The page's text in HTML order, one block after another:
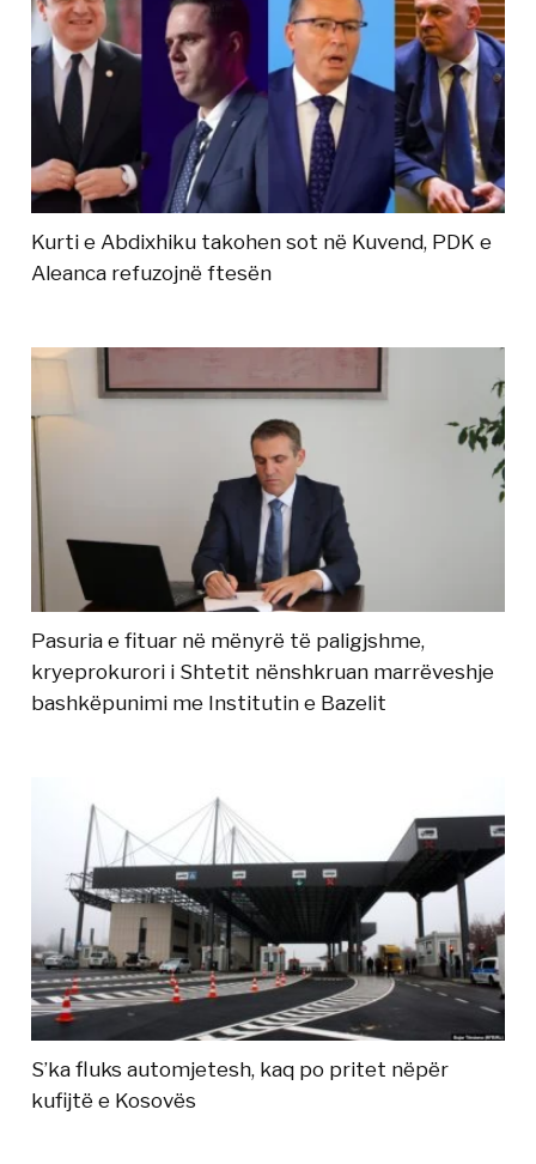
Kurti e Abdixhiku takohen sot në Kuvend, PDK e
Aleanca refuzojnë ftesën
Pasuria e fituar në mënyrë të paligjshme,
kryeprokurori i Shtetit nënshkruan marrëveshje
bashkëpunimi me Institutin e Bazelit
S’ka fluks automjetesh, kaq po pritet nëpër
kufijtë e Kosovës